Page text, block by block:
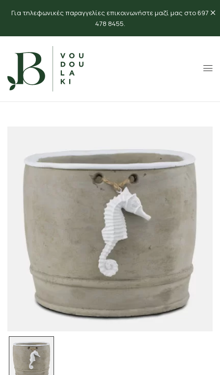
Για τηλεφωνικές παραγγελίες επικοινωνήστε μαζί μας στο 697
478 8455.